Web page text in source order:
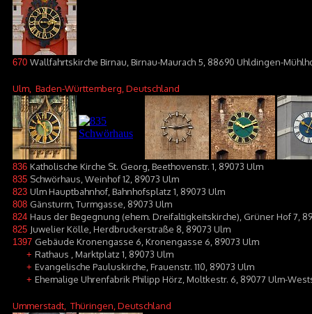
670 Wallfahrtskirche Birnau, Birnau-Maurach 5, 88690 Uhldingen-
Ulm , Baden-Württemberg, Deutschland
836 Katholische Kirche St. Georg, Beethovenstr. 1, 89073 Ulm
835 Schwörhaus, Weinhof 12, 89073 Ulm
823 Ulm Hauptbahnhof, Bahnhofsplatz 1, 89073 Ulm
808 Gänsturm, Turmgasse, 89073 Ulm
824 Haus der Begegnung (ehem. Dreifaltigkeitskirche), Grüner Hof 7,
825 Juwelier Kölle, Herdbruckerstraße 8, 89073 Ulm
1397 Gebäude Kronengasse 6, Kronengasse 6, 89073 Ulm
+ Rathaus , Marktplatz 1, 89073 Ulm
+ Evangelische Pauluskirche, Frauenstr. 110, 89073 Ulm
+ Ehemalige Uhrenfabrik Philipp Hörz, Moltkestr. 6, 89077 Ulm-
Ummerstadt , Thüringen, Deutschland